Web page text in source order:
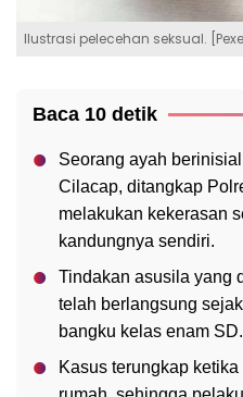
Ilustrasi pelecehan seksual.
Baca 10 detik
Seorang ayah
Cilacap, ditangkap
melakukan kekerasan
kandungnya sendiri.
Tindakan asusila yang
telah berlangsung
bangku kelas enam SD.
Kasus terungkap